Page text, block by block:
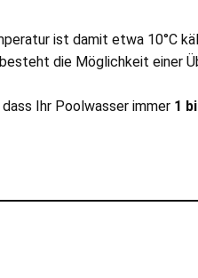
ist damit etwa 10°C
die Möglichkeit einer
Ihr Poolwasser immer 1